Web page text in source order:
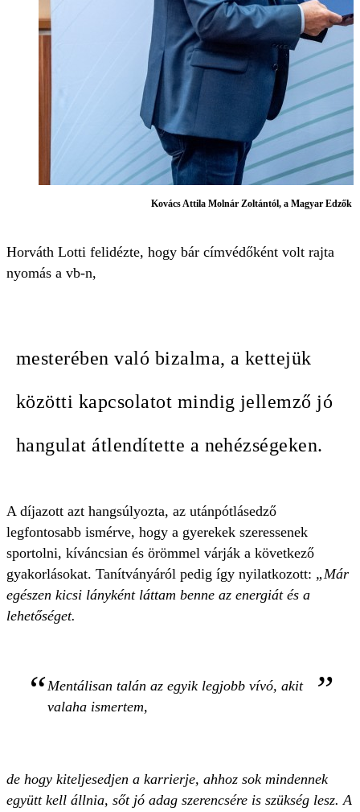
Kovács Attila Molnár Zoltántól, a Magyar Edzők
Horváth Lotti felidézte, hogy bár címvédőként volt rajta
nyomás a vb-n,
mesterében való bizalma, a kettejük
közötti kapcsolatot mindig jellemző jó
hangulat átlendítette a nehézségeken.
A díjazott azt hangsúlyozta, az utánpótlásedző
legfontosabb ismérve, hogy a gyerekek szeressenek
sportolni, kíváncsian és örömmel várják a következő
gyakorlásokat. Tanítványáról pedig így nyilatkozott: „Már
egészen kicsi lányként láttam benne az energiát és a
lehetőséget.
Mentálisan talán az egyik legjobb vívó, akit
valaha ismertem,
de hogy kiteljesedjen a karrierje, ahhoz sok mindennek
együtt kell állnia, sőt jó adag szerencsére is szükség lesz. A